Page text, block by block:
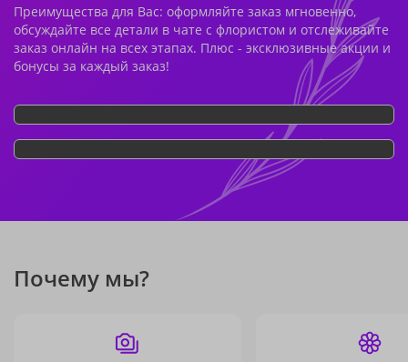
Преимущества для Вас: оформляйте заказ мгновенно,
обсуждайте все детали в чате с флористом и отслеживайте
заказ онлайн на всех этапах. Плюс - эксклюзивные акции и
бонусы за каждый заказ!
Почему мы?